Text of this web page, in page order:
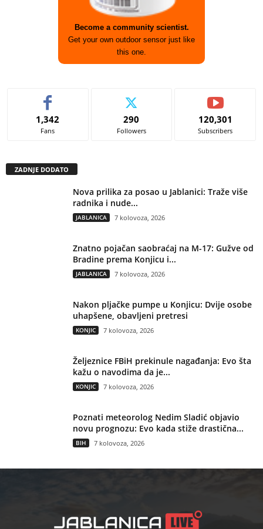
Become a community scientist.
Get your own outdoor sensor just like
this one.
1,342
Fans
290
Followers
120,301
Subscribers
ZADNJE DODATO
Nova prilika za posao u Jablanici: Traže više
radnika i nude...
JABLANICA 7 kolovoza, 2026
Znatno pojačan saobraćaj na M-17: Gužve od
Bradine prema Konjicu i...
JABLANICA 7 kolovoza, 2026
Nakon pljačke pumpe u Konjicu: Dvije osobe
uhapšene, obavljeni pretresi
KONJIC 7 kolovoza, 2026
Željeznice FBiH prekinule nagađanja: Evo šta
kažu o navodima da je...
KONJIC 7 kolovoza, 2026
Poznati meteorolog Nedim Sladić objavio
novu prognozu: Evo kada stiže drastična...
BIH 7 kolovoza, 2026